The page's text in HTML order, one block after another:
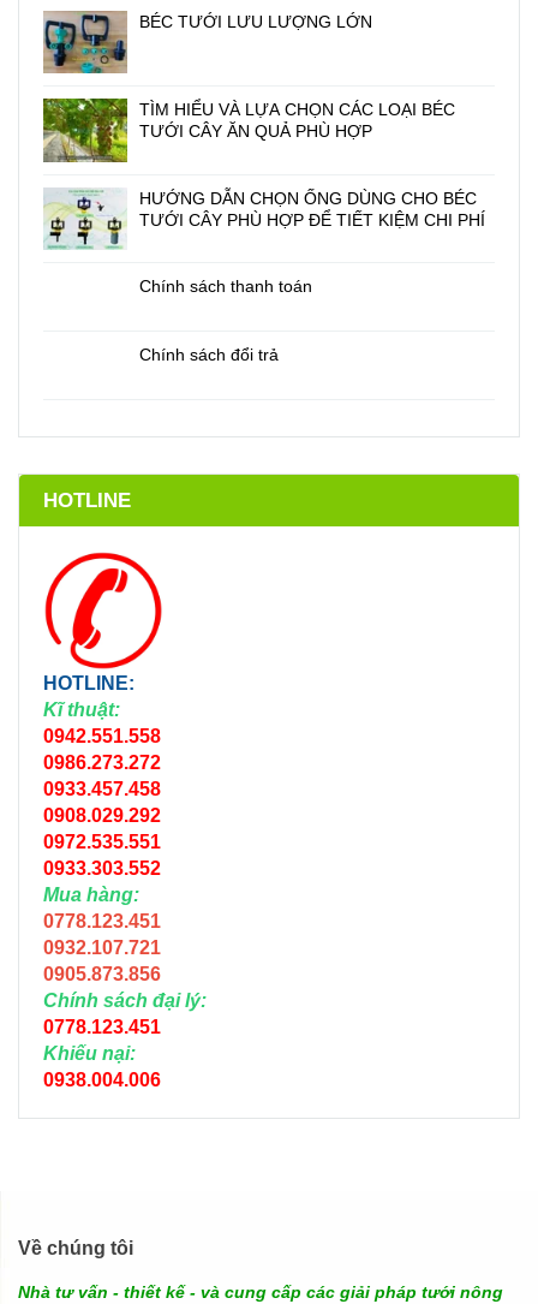
BÉC TƯỚI LƯU LƯỢNG LỚN
TÌM HIỂU VÀ LỰA CHỌN CÁC LOẠI BÉC
TƯỚI CÂY ĂN QUẢ PHÙ HỢP
HƯỚNG DẪN CHỌN ỐNG DÙNG CHO BÉC
TƯỚI CÂY PHÙ HỢP ĐỂ TIẾT KIỆM CHI PHÍ
Chính sách thanh toán
Chính sách đổi trả
HOTLINE
HOTLINE:
Kĩ thuật:
0942.551.558
0986.273.272
0933.457.458
0908.029.292
0972.535.551
0933.303.552
Mua hàng:
0778.123.451
0932.107.721
0905.873.856
Chính sách đại lý:
0778.123.451
Khiếu nại:
0938.004.006
Về chúng tôi
Nhà tư vấn - thiết kế - và cung cấp các giải pháp tưới nông